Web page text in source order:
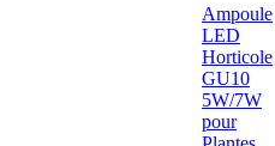
Ampoule
LED
Horticole
GU10
5W/7W
pour